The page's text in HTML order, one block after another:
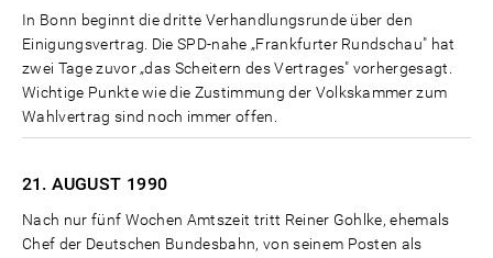
In Bonn beginnt die dritte Verhandlungsrunde über den
Einigungsvertrag. Die SPD-nahe „Frankfurter Rundschau" hat
zwei Tage zuvor „das Scheitern des Vertrages" vorhergesagt.
Wichtige Punkte wie die Zustimmung der Volkskammer zum
Wahlvertrag sind noch immer offen.
21. AUGUST 1990
Nach nur fünf Wochen Amtszeit tritt Reiner Gohlke, ehemals
Chef der Deutschen Bundesbahn, von seinem Posten als